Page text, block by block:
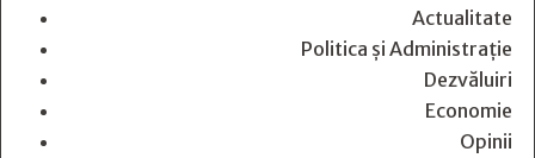
Actualitate
Politica și Administrație
Dezvăluiri
Economie
Opinii